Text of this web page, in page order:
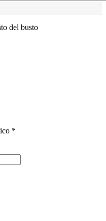
del busto
*